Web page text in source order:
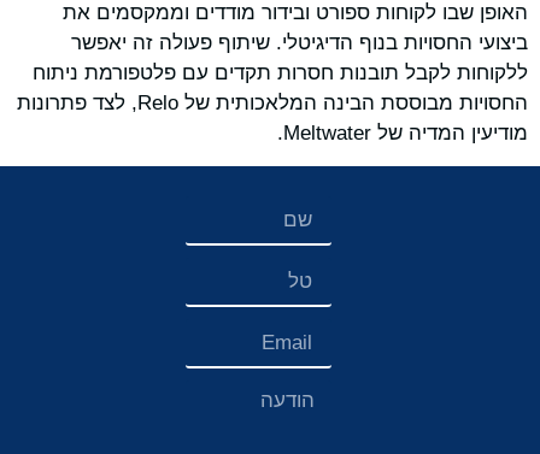
האופן שבו לקוחות ספורט ובידור מודדים וממקסמים את
ביצועי החסויות בנוף הדיגיטלי. שיתוף פעולה זה יאפשר
ללקוחות לקבל תובנות חסרות תקדים עם פלטפורמת ניתוח
החסויות מבוססת הבינה המלאכותית של Relo, לצד פתרונות
מודיעין המדיה של Meltwater.